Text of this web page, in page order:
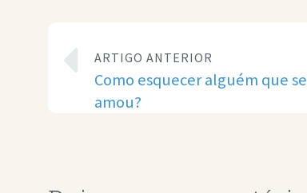
ARTIGO ANTERIOR
Como esquecer alguém que se
amou?